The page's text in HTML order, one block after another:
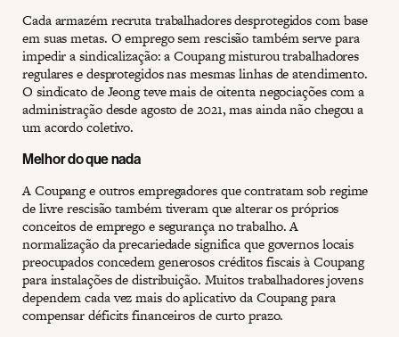
Cada armazém recruta trabalhadores desprotegidos com base
em suas metas. O emprego sem rescisão também serve para
impedir a sindicalização: a Coupang misturou trabalhadores
regulares e desprotegidos nas mesmas linhas de atendimento.
O sindicato de Jeong teve mais de oitenta negociações com a
administração desde agosto de 2021, mas ainda não chegou a
um acordo coletivo.
Melhor do que nada
A Coupang e outros empregadores que contratam sob regime
de livre rescisão também tiveram que alterar os próprios
conceitos de emprego e segurança no trabalho. A
normalização da precariedade significa que governos locais
preocupados concedem generosos créditos fiscais à Coupang
para instalações de distribuição. Muitos trabalhadores jovens
dependem cada vez mais do aplicativo da Coupang para
compensar déficits financeiros de curto prazo.